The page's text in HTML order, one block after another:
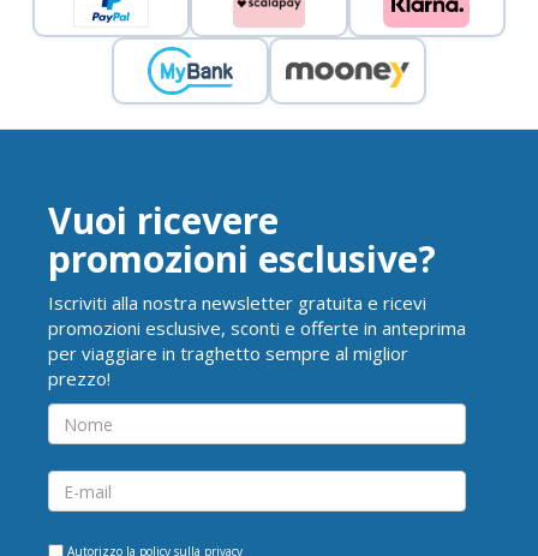
Vuoi ricevere
promozioni esclusive?
Iscriviti alla nostra newsletter gratuita e ricevi
promozioni esclusive, sconti e offerte in anteprima
per viaggiare in traghetto sempre al miglior
prezzo!
Autorizzo la policy sulla privacy